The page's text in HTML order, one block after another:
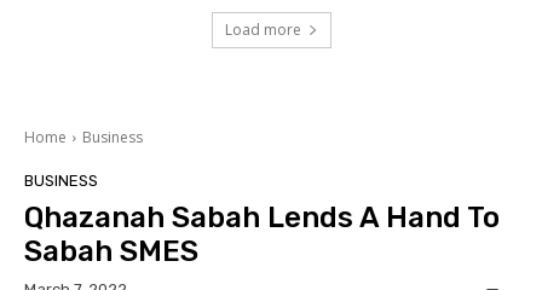
Load more